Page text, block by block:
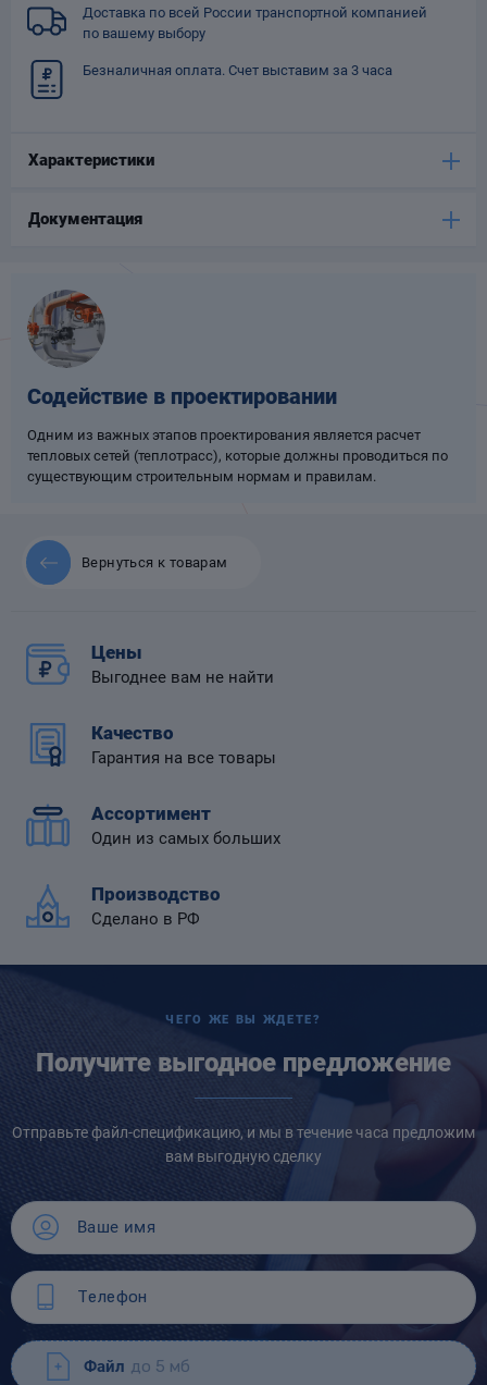
Доставка по всей России транспортной компанией
по вашему выбору
Безналичная оплата. Счет выставим за 3 часа
Характеристики
Документация
Содействие в проектировании
Одним из важных этапов проектирования является расчет
тепловых сетей (теплотрасс), которые должны проводиться по
существующим строительным нормам и правилам.
Вернуться к товарам
Цены
Выгоднее вам не найти
Качество
Гарантия на все товары
Ассортимент
Один из самых больших
Производство
Сделано в РФ
ЧЕГО ЖЕ ВЫ ЖДЕТЕ?
Получите выгодное предложение
Отправьте файл-спецификацию, и мы в течение часа предложим
вам выгодную сделку
Файл до 5 мб
Фильтры для
Компенсаторы